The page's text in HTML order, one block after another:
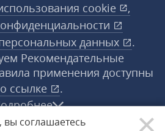
вы соглашаетесь
cookie
,
данных
.
Рекомендательные
применения доступны
ссылке
.